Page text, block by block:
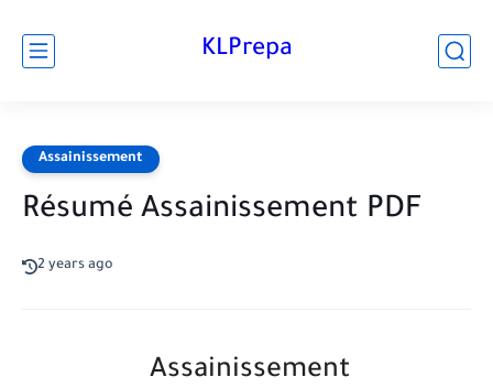
KLPrepa
Assainissement
Résumé Assainissement PDF
2 years ago
Assainissement